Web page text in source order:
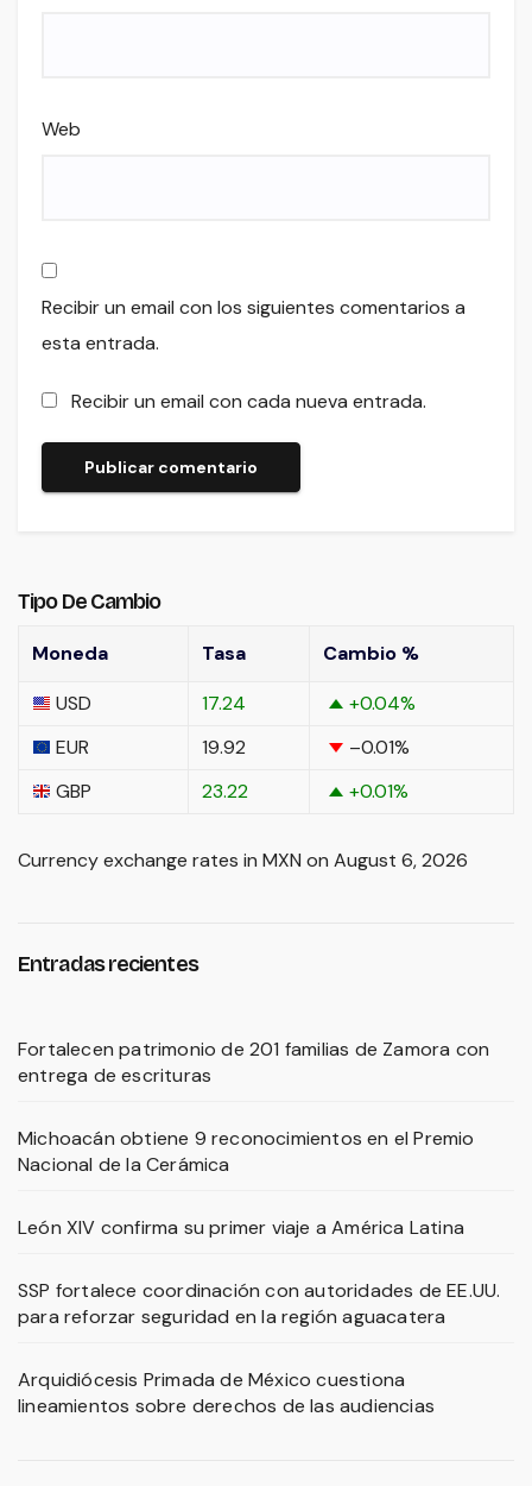
Web
Recibir un email con los siguientes comentarios a
esta entrada.
Recibir un email con cada nueva entrada.
Tipo De Cambio
Moneda Tasa
Cambio %
USD
17.24 +0.04%
EUR
19.92 –0.01%
GBP
23.22 +0.01%
Currency exchange rates in MXN on August 6, 2026
Entradas recientes
Fortalecen patrimonio de 201 familias de Zamora con
entrega de escrituras
Michoacán obtiene 9 reconocimientos en el Premio
Nacional de la Cerámica
León XIV confirma su primer viaje a América Latina
SSP fortalece coordinación con autoridades de EE.UU.
para reforzar seguridad en la región aguacatera
Arquidiócesis Primada de México cuestiona
lineamientos sobre derechos de las audiencias